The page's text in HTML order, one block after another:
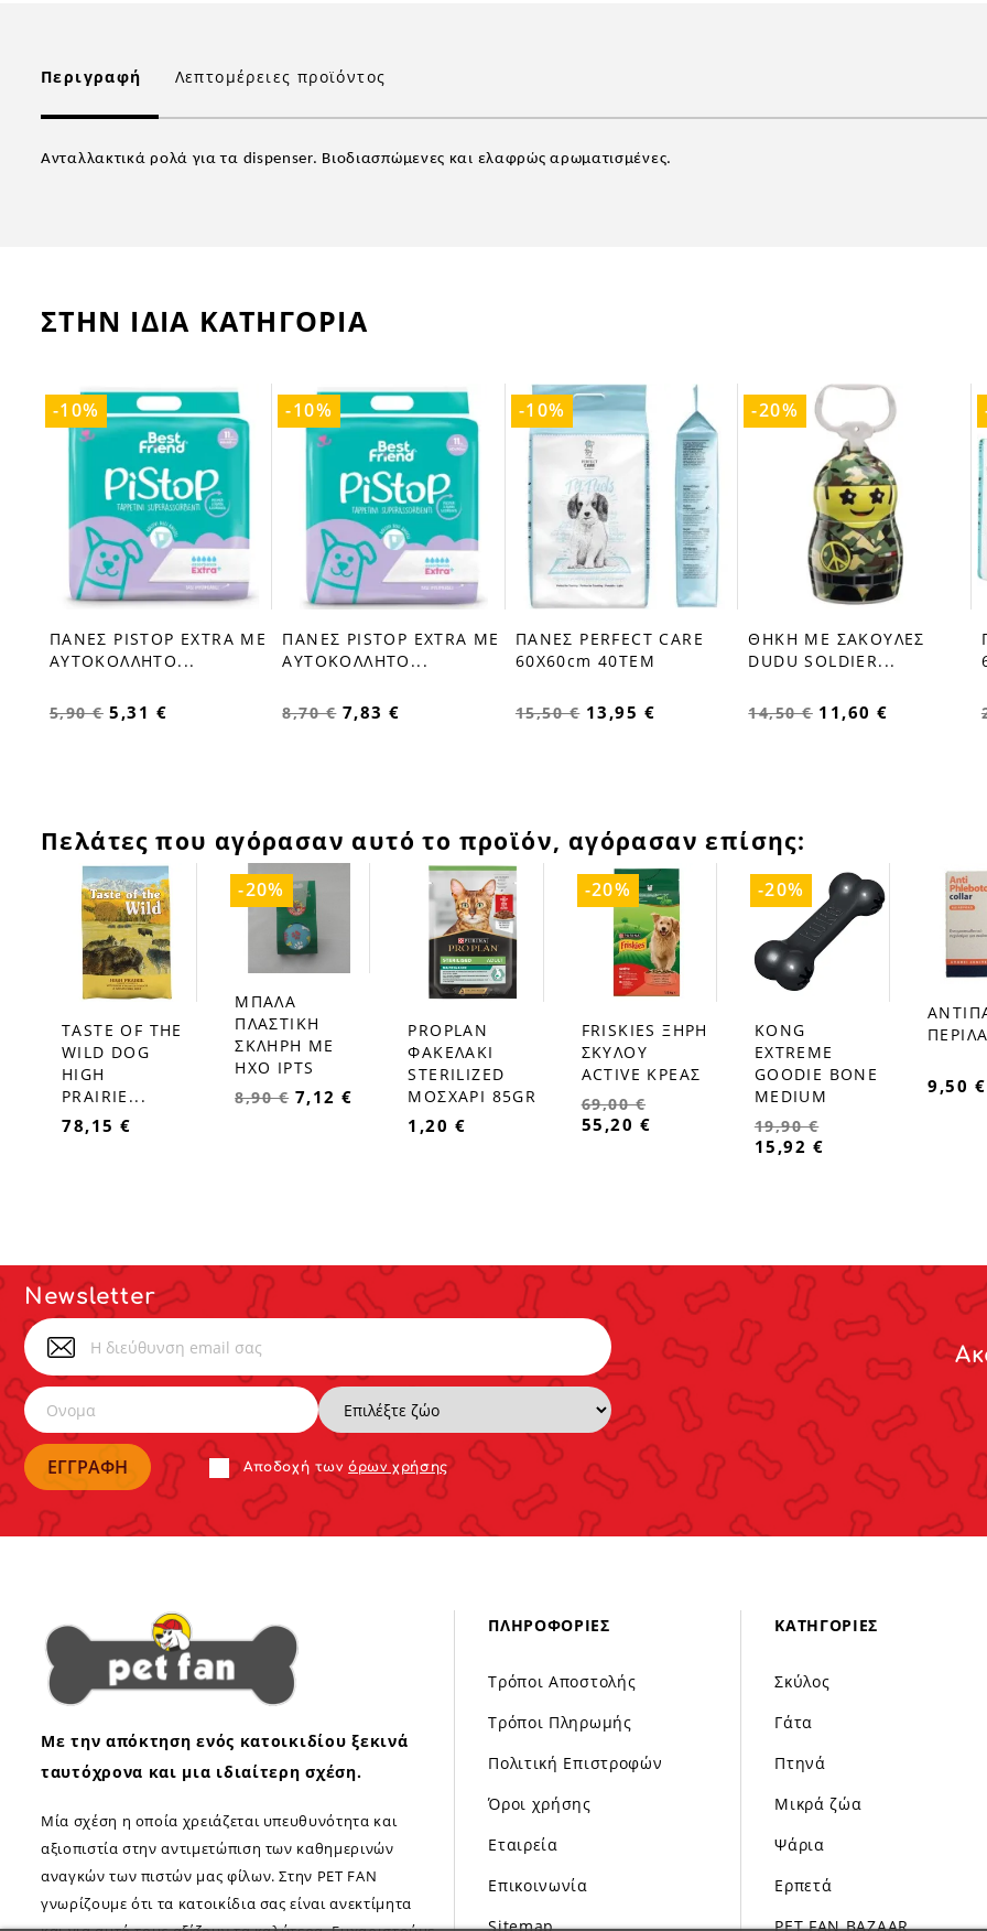
Περιγραφή Λεπτομέρειες προϊόντος
Ανταλλακτικάρολά για τα dispenser. Bιοδιασπώμενες και ελαφρώς αρωματισμένες.
ΣΤΗΝ ΙΔΙΑ ΚΑΤΗΓΟΡΙΑ
favorite_border
ΠΑΝΕΣ PISTOP EXTRA ΜΕ
ΑΥΤΟΚΟΛΛΗΤΟ...
5,90 € 5,31 €
-10%
favorite_border
ΠΑΝΕΣ PISTOP EXTRA ΜΕ
ΑΥΤΟΚΟΛΛΗΤΟ...
8,70 € 7,83 €
-10%
favorite_border
ΠΑΝΕΣ PERFECT CARE
60X60cm 40ΤΕΜ
15,50 € 13,95 €
-10%
favorite_border
ΘΗΚΗ ΜΕ ΣΑΚΟΥΛΕΣ
DUDU SOLDIER...
14,50 € 11,60 €
-20%
Πελάτες που αγόρασαν αυτό το προϊόν, αγόρασαν επίσης:
favorite_border
TASTE OF THE
WILD DOG
HIGH
PRAIRIE...
78,15 €
favorite_border
ΜΠΑΛΑ
ΠΛΑΣΤΙΚΗ
ΣΚΛΗΡΗ ΜΕ
ΗΧΟ IPTS
8,90 € 7,12 €
-20%
favorite_border
PROPLAN
ΦΑΚΕΛΑΚΙ
STERILIZED
ΜΟΣΧΑΡΙ 85GR
1,20 €
favorite_border
FRISKIES ΞΗΡΗ
ΣΚΥΛΟΥ
ACTIVE ΚΡΕΑΣ
69,00 €
55,20 €
-20%
favorite_border
KONG
EXTREME
GOODIE BONE
MEDIUM
19,90 €
15,92 €
-20%
favorite_border
9,50 €
Newsletter
Αποδoχή τωνόρων χρήσης
Με την απόκτηση ενός κατοικιδίου ξεκινά
ταυτόχρονα και μια ιδιαίτερη σχέση.
Μία σχέση η οποία χρειάζεται υπευθυνότητα και
αξιοπιστία στην αντιμετώπιση των καθημερινών
αναγκών των πιστών μας φίλων. Στην PET FAN
γνωρίζουμε ότι τα κατοικίδια σας είναι ανεκτίμητα
ΠΛΗΡΟΦΟΡΊΕΣ
Τρόποι Αποστολής
Τρόποι Πληρωμής
Πολιτική Επιστροφών
Όροι χρήσης
Εταιρεία
Επικοινωνία
Sitemap
ΚΑΤΗΓΟΡΊΕΣ
Σκύλος
Γάτα
Πτηνά
Μικρά ζώα
Ψάρια
Ερπετά
PET FAN BAZAAR